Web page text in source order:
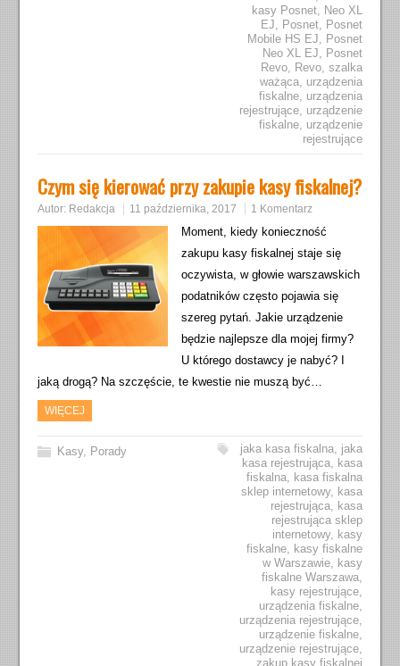
kasy Posnet, Neo XL
EJ, Posnet, Posnet
Mobile HS EJ, Posnet
Neo XL EJ, Posnet
Revo, Revo, szalka
ważąca, urządzenia
fiskalne, urządzenia
rejestrujące, urządzenie
fiskalne, urządzenie
rejestrujące
Czym się kierować przy zakupie kasy fiskalnej?
Autor: Redakcja 11 października, 2017 1 Komentarz
Moment, kiedy konieczność
zakupu kasy fiskalnej staje się
oczywista, w głowie warszawskich
podatników często pojawia się
szereg pytań. Jakie urządzenie
będzie najlepsze dla mojej firmy?
U którego dostawcy je nabyć? I
jaką drogą? Na szczęście, te kwestie nie muszą być…
WIĘCEJ
Kasy, Porady jaka kasa fiskalna, jaka
kasa rejestrująca, kasa
fiskalna, kasa fiskalna
sklep internetowy, kasa
rejestrująca, kasa
rejestrująca sklep
internetowy, kasy
fiskalne, kasy fiskalne
w Warszawie, kasy
fiskalne Warszawa,
kasy rejestrujące,
urządzenia fiskalne,
urządzenia rejestrujące,
urządzenie fiskalne,
urządzenie rejestrujące,
zakup kasy fiskalnej